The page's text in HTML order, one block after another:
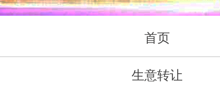
首页
生意转让